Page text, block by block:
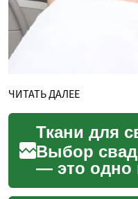
ЧИТАТЬ ДАЛЕЕ
Выбор
— это одно
значимых